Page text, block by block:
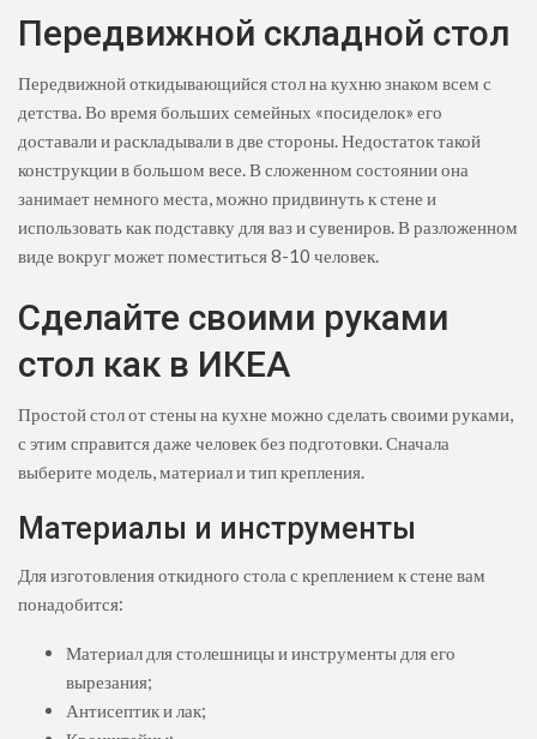
Передвижной складной стол
Передвижной откидывающийся стол на кухню знаком всем с
детства. Во время больших семейных «посиделок» его
доставали и раскладывали в две стороны. Недостаток такой
конструкции в большом весе. В сложенном состоянии она
занимает немного места, можно придвинуть к стене и
использовать как подставку для ваз и сувениров. В разложенном
виде вокруг может поместиться 8-10 человек.
Сделайте своими руками
стол как в ИКЕА
Простой стол от стены на кухне можно сделать своими руками,
с этим справится даже человек без подготовки. Сначала
выберите модель, материал и тип крепления.
Материалы и инструменты
Для изготовления откидного стола с креплением к стене вам
понадобится:
Материал для столешницы и инструменты для его
вырезания;
Антисептик и лак;